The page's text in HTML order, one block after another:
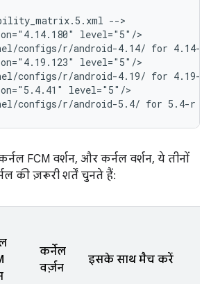
-->
level="5"/>
configs/r/android-4.14/ for 4.14-r
level="5"/>
configs/r/android-4.19/ for 4.19-r
level="5"/>
configs/r/android-5.4/ for 5.4-r
FCM वर्शन, और कर्नल वर्शन, ये तीनों
की ज़रूरी शर्तें चुनते हैं:
कर्नेल
वर्ज़न
इसके साथ मैच करें